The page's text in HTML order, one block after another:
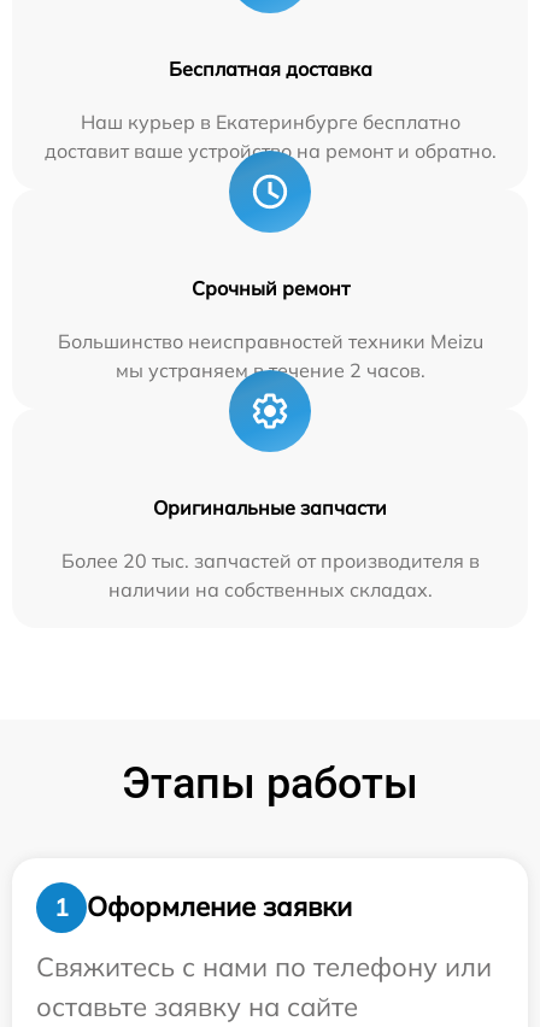
Бесплатная доставка
Наш курьер в Екатеринбурге бесплатно
доставит ваше устройство на ремонт и обратно.
Срочный ремонт
Большинство неисправностей техники Meizu
мы устраняем в течение 2 часов.
Оригинальные запчасти
Более 20 тыс. запчастей от производителя в
наличии на собственных складах.
Этапы работы
1
Оформление заявки
Свяжитесь с нами по телефону или
оставьте заявку на сайте